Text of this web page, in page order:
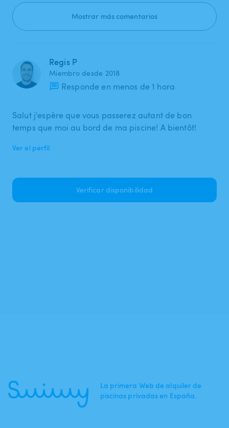
Mostrar más comentarios
Regis P
Miembro desde 2018
Responde en menos de 1 hora
Salut j'espère que vous passerez autant de bon
temps que moi au bord de ma piscine! A bientôt!
Ver el perfil
Verificar disponibilidad
La primera Web de alquiler de
piscinas privadas en España.